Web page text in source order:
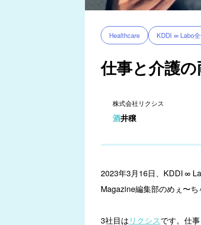
Healthcare KDDI ∞ Labo
仕事と介護
株式会社リクシス
酒井穣
2023年3月16日、KDDI ∞
Magazine編集部のめぇ〜ち
3社目はリクシスです。仕